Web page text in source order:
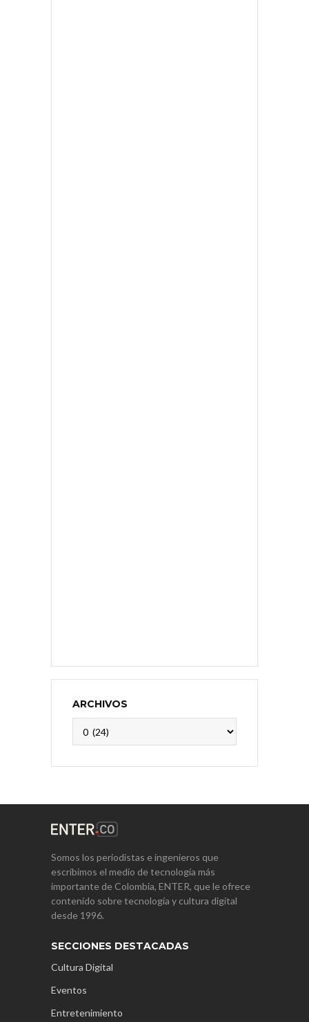
ARCHIVOS
Somos los periodistas e ingenieros que
escribimos el medio de tecnología más
importante de Colombia, ENTER, que le ofrece
contenido sobre tecnología y cultura digital
desde 1996.
SECCIONES DESTACADAS
Cultura Digital
Eventos
Entretenimiento